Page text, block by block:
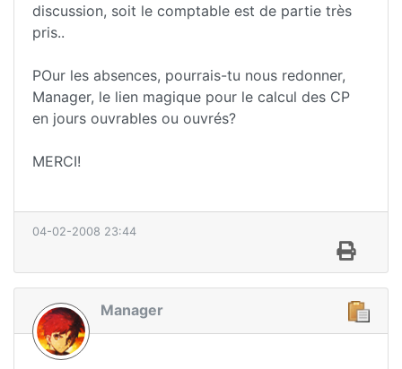
discussion, soit le comptable est de partie très
pris..
POur les absences, pourrais-tu nous redonner,
Manager, le lien magique pour le calcul des CP
en jours ouvrables ou ouvrés?
MERCI!
04-02-2008 23:44
Manager